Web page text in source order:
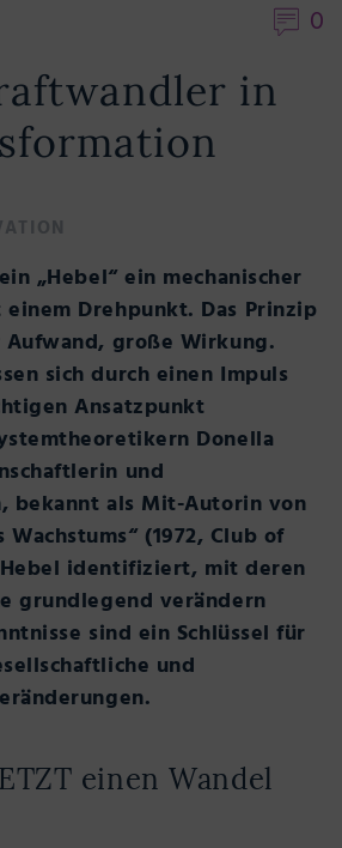
0
in
„Hebel“ ein mechanischer
Drehpunkt. Das Prinzip
große Wirkung.
sich durch einen Impuls
Ansatzpunkt
Donella
und
bekannt als Mit-Autorin von
(1972, Club of
identifiziert, mit deren
grundlegend verändern
sind ein Schlüssel für
und
einen Wandel